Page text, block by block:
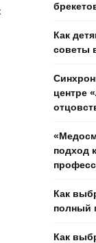
Как
советы
центре
подход
Как
полный
Как